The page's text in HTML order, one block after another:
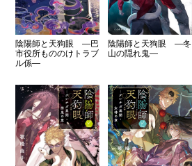
陰陽師と天狗眼 ―巴
市役所もののけトラブ
ル係―
陰陽師と天狗眼 ―冬
山の隠れ鬼―